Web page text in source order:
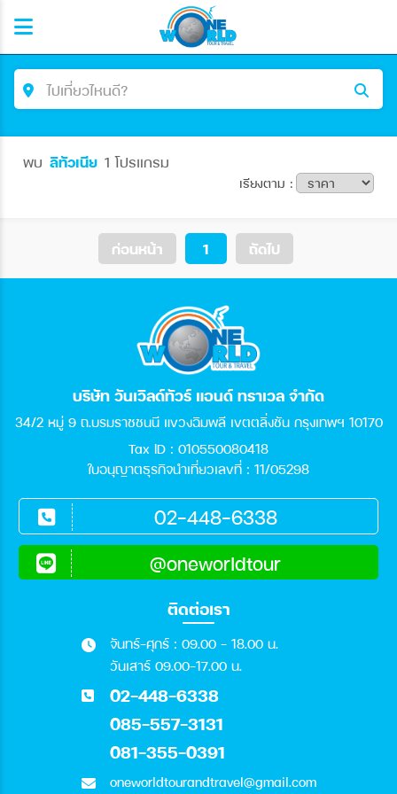
ไปเที่ยวไหนดี?
สายการบิน
ถึงวันที่
ระหว่าง
ค้นหา
พบ ลิทัวเนีย 1 โปรแกรม
เรียงตาม :
ก่อนหน้า 1 ถัดไป
บริษัท วันเวิลด์ทัวร์ แอนด์ ทราเวล จำกัด
34/2 หมู่ 9 ถ.บรมราชชนนี แขวงฉิมพลี เขตตลิ่งชัน กรุงเทพฯ 10170
Tax ID : 010550080418
ใบอนุญาตธุรกิจนำเที่ยวเลขที่ : 11/05298
02-448-6338
@oneworldtour
ติดต่อเรา
จันทร์-ศุกร์ : 09.00 - 18.00 น.
วันเสาร์ 09.00-17.00 น.
02-448-6338
085-557-3131
081-355-0391
oneworldtourandtravel@gmail.com